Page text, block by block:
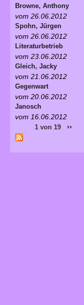
Browne, Anthony
vom 26.06.2012
Spohn, Jürgen
vom 26.06.2012
Literaturbetrieb
vom 23.06.2012
Gleich, Jacky
vom 21.06.2012
Gegenwart
vom 20.06.2012
Janosch
vom 16.06.2012
1 von 19 ››